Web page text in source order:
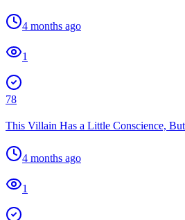
4 months ago
1
78
This Villain Has a Little Conscience,
4 months ago
1